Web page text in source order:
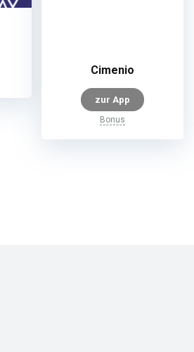
Cimenio
zur App
Bonus